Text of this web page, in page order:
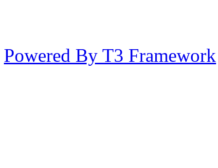
Powered By T3 Framework